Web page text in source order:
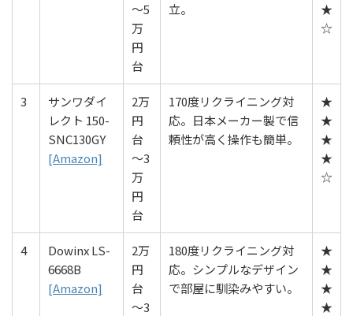
〜5
万
円
台
立。
★
☆
3
サンワダイ
レクト 150-
SNC130GY
[Amazon]
2万
円
台
〜3
万
円
台
170度リクライニング対
応。日本メーカー製で信
頼性が高く操作も簡単。
★
★
★
★
☆
4
Dowinx LS-
6668B
[Amazon]
2万
円
台
〜3
180度リクライニング対
応。シンプルなデザイン
で部屋に馴染みやすい。
★
★
★
★